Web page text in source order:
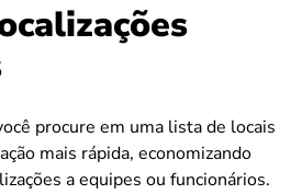
procure em uma lista de locais
mais rápida, economizando
a equipes ou funcionários.